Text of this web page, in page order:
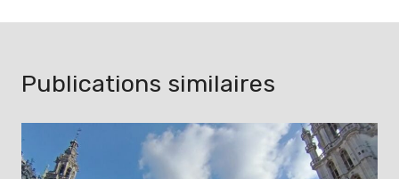
Publications similaires